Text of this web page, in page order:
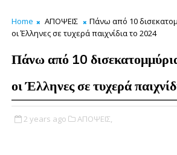
Home ΑΠΟΨΕΙΣ
Πάνω από 10
οι Έλληνες σε τυχερά παιχνίδια το 2024
Πάνω από 10
οι Έλληνες σε τυχερά
2 years ago ΑΠΟΨΕΙΣ,